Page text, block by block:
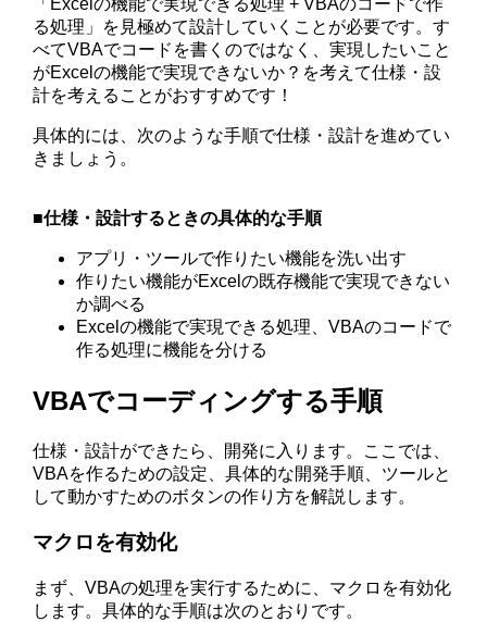
る処理」を見極めて設計していくことが必要です。す
べてVBAでコードを書くのではなく、実現したいこと
がExcelの機能で実現できないか？を考えて仕様・設
計を考えることがおすすめです！
具体的には、次のような手順で仕様・設計を進めてい
きましょう。
■仕様・設計するときの具体的な手順
アプリ・ツールで作りたい機能を洗い出す
作りたい機能がExcelの既存機能で実現できない
か調べる
Excelの機能で実現できる処理、VBAのコードで
作る処理に機能を分ける
VBAでコーディングする手順
仕様・設計ができたら、開発に入ります。ここでは、
VBAを作るための設定、具体的な開発手順、ツールと
して動かすためのボタンの作り方を解説します。
マクロを有効化
まず、VBAの処理を実行するために、マクロを有効化
します。具体的な手順は次のとおりです。